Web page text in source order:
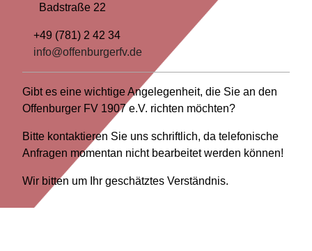
Badstraße 22
+49 (781) 2 42 34
info@offenburgerfv.de
Gibt es eine wichtige Angelegenheit, die Sie an den
Offenburger FV 1907 e.V. richten möchten?
Bitte kontaktieren Sie uns schriftlich, da telefonische
Anfragen momentan nicht bearbeitet werden können!
Wir bitten um Ihr geschätztes Verständnis.